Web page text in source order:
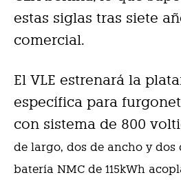
estas siglas tras siete
comercial.
El VLE estrenará la
específica para
con sistema de 800
de largo, dos de ancho y dos
batería NMC de 115kWh